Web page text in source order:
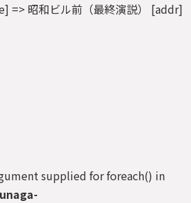
=> 昭和ビル前（最終演説） [addr]
supplied for foreach() in